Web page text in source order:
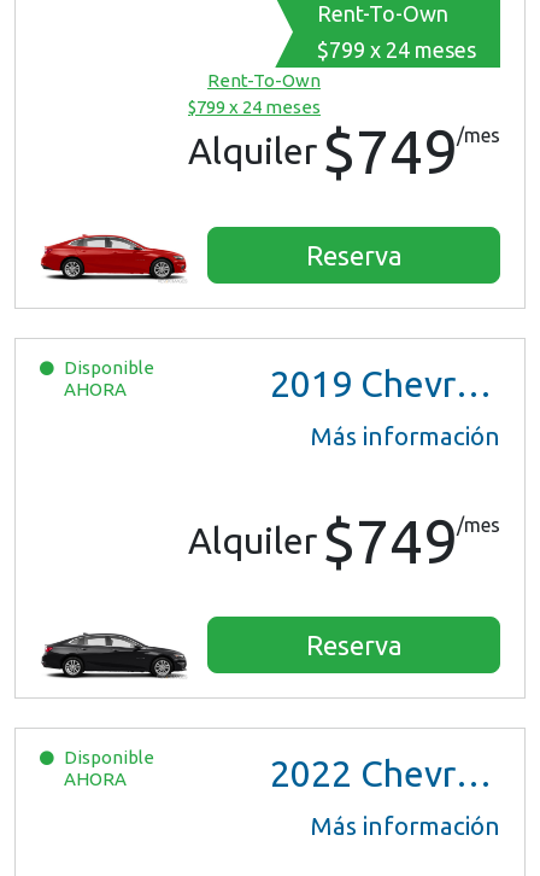
Rent-To-Own
$799 x 24 meses
Rent-To-Own
$799 x 24 meses
Alquiler $749/mes
Reserva
Disponible
AHORA
2019 Chevrolet Malibu
Más información
Alquiler $749/mes
Reserva
Disponible
AHORA
2022 Chevrolet Trax LS
Más información